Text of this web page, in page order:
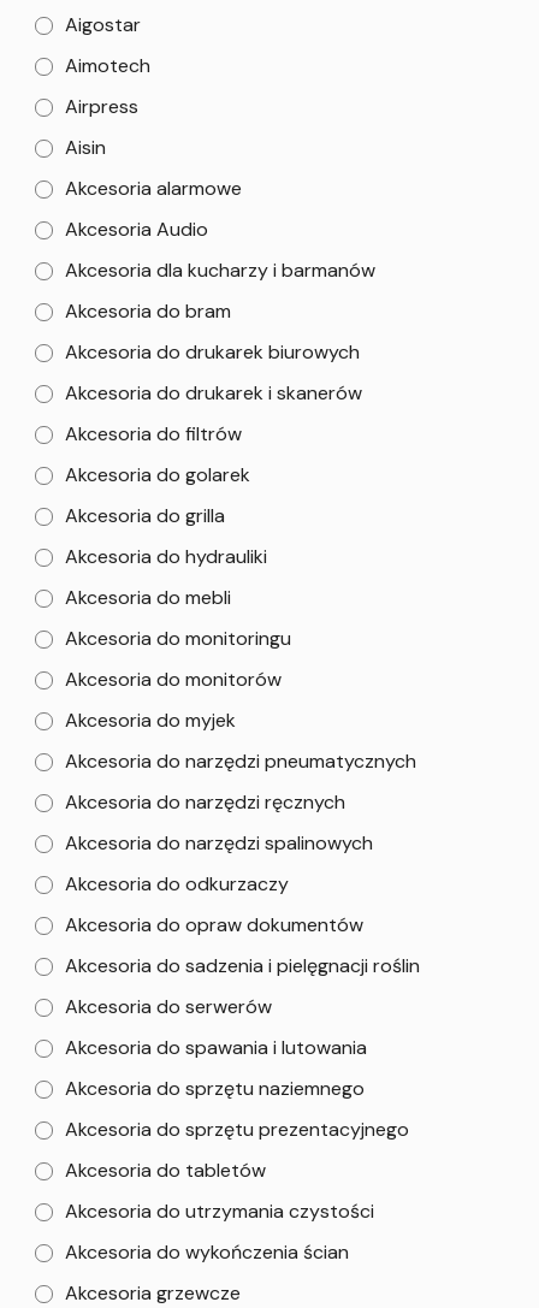
Aigostar
Aimotech
Airpress
Aisin
Akcesoria alarmowe
Akcesoria Audio
Akcesoria dla kucharzy i barmanów
Akcesoria do bram
Akcesoria do drukarek biurowych
Akcesoria do drukarek i skanerów
Akcesoria do filtrów
Akcesoria do golarek
Akcesoria do grilla
Akcesoria do hydrauliki
Akcesoria do mebli
Akcesoria do monitoringu
Akcesoria do monitorów
Akcesoria do myjek
Akcesoria do narzędzi pneumatycznych
Akcesoria do narzędzi ręcznych
Akcesoria do narzędzi spalinowych
Akcesoria do odkurzaczy
Akcesoria do opraw dokumentów
Akcesoria do sadzenia i pielęgnacji roślin
Akcesoria do serwerów
Akcesoria do spawania i lutowania
Akcesoria do sprzętu naziemnego
Akcesoria do sprzętu prezentacyjnego
Akcesoria do tabletów
Akcesoria do utrzymania czystości
Akcesoria do wykończenia ścian
Akcesoria grzewcze